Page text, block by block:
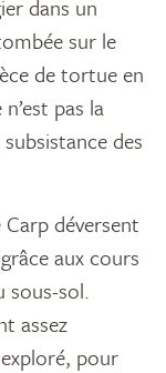
dans un
sur le
de tortue en
pas la
des
déversent
aux cours
sous-sol.
assez
pour